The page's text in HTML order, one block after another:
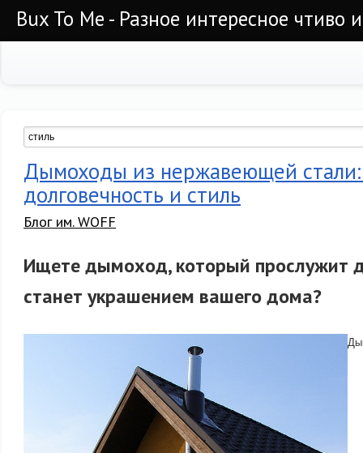
Bux To Me - Разное интересное чтиво
Дымоходы из нержавеющей
долговечность и стиль
Блог им. WOFF
Ищете дымоход, который прослужит
станет украшением вашего дома?